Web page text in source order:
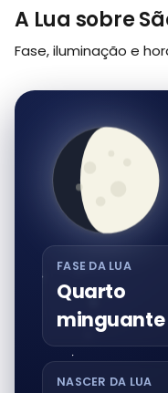
A Lua sobre
Fase, iluminação e
FASE DA LUA
Quarto
minguante
NASCER DA LUA